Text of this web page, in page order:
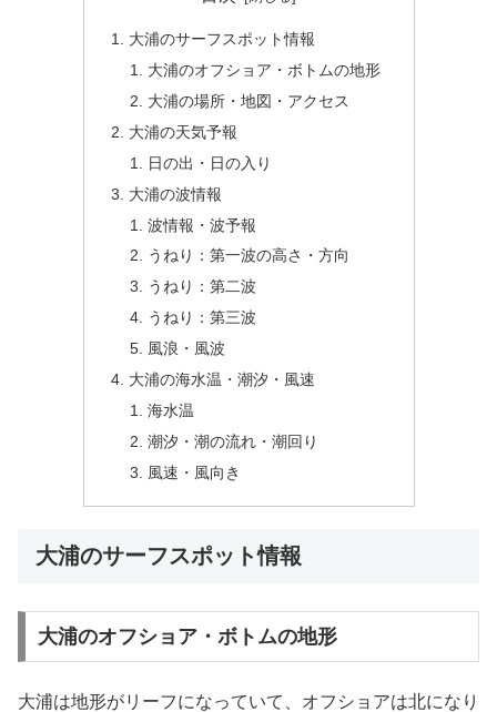
大浦のサーフスポット情報
大浦のオフショア・ボトムの地形
大浦の場所・地図・アクセス
大浦の天気予報
日の出・日の入り
大浦の波情報
波情報・波予報
うねり：第一波の高さ・方向
うねり：第二波
うねり：第三波
風浪・風波
大浦の海水温・潮汐・風速
海水温
潮汐・潮の流れ・潮回り
風速・風向き
大浦のサーフスポット情報
大浦のオフショア・ボトムの地形
大浦は地形がリーフになっていて、オフショアは北になり